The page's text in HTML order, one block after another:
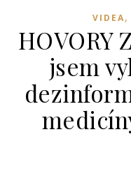
VIDEA,
HOVORY
jsem